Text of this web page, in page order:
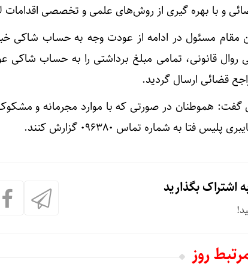
و با بهره گیری از روش‌های علمی و تخصصی اقدامات
مقام مسئول در ادامه از عودت وجه به حساب شاکی
روال قانونی، تمامی مبلغ برداشتی را به حساب شاکی
قضائی ارسال گردید.
گفت: هموطنان در صورتی که با موارد مجرمانه و
پلیس فتا به شماره تماس ۰۹۶۳۸۰ گزارش کنند.
اشتراک بگذارید
روز